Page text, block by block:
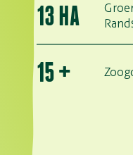
13 HA
15+